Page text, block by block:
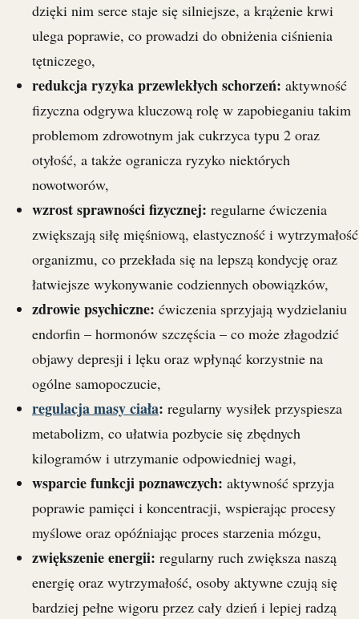
dzięki nim serce staje się silniejsze, a krążenie krwi
ulega poprawie, co prowadzi do obniżenia ciśnienia
tętniczego,
redukcja ryzyka przewlekłych schorzeń: aktywność
fizyczna odgrywa kluczową rolę w zapobieganiu takim
problemom zdrowotnym jak cukrzyca typu 2 oraz
otyłość, a także ogranicza ryzyko niektórych
nowotworów,
wzrost sprawności fizycznej: regularne ćwiczenia
zwiększają siłę mięśniową, elastyczność i wytrzymałość
organizmu, co przekłada się na lepszą kondycję oraz
łatwiejsze wykonywanie codziennych obowiązków,
zdrowie psychiczne: ćwiczenia sprzyjają wydzielaniu
endorfin – hormonów szczęścia – co może złagodzić
objawy depresji i lęku oraz wpłynąć korzystnie na
ogólne samopoczucie,
regulacja masy ciała: regularny wysiłek przyspiesza
metabolizm, co ułatwia pozbycie się zbędnych
kilogramów i utrzymanie odpowiedniej wagi,
wsparcie funkcji poznawczych: aktywność sprzyja
poprawie pamięci i koncentracji, wspierając procesy
myślowe oraz opóźniając proces starzenia mózgu,
zwiększenie energii: regularny ruch zwiększa naszą
energię oraz wytrzymałość, osoby aktywne czują się
bardziej pełne wigoru przez cały dzień i lepiej radzą